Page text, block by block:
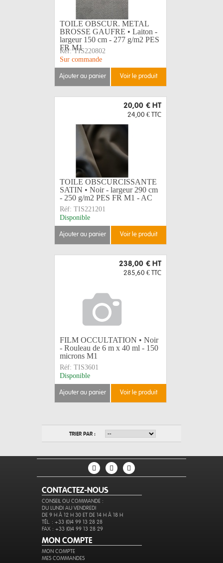
TOILE OBSCUR. METAL
BROSSE GAUFRE • Laiton -
largeur 150 cm - 277 g/m2 PES
FR M1
Réf: TIS220802
Sur commande
ajouter au panier voir le produit
20,00 € HT
24,00 € TTC
TOILE OBSCURCISSANTE
SATIN • Noir - largeur 290 cm
- 250 g/m2 PES FR M1 - AC
Réf: TIS221201
Disponible
ajouter au panier voir le produit
238,00 € HT
285,60 € TTC
FILM OCCULTATION • Noir
- Rouleau de 6 m x 40 ml - 150
microns M1
Réf: TIS3601
Disponible
ajouter au panier voir le produit
TRIER PAR :
CONTACTEZ-NOUS
CONSEIL OU COMMANDE :
DU LUNDI AU VENDREDI
DE 9 H À 12 H 30 ET DE 14 H À 18 H
TÉL. : +33 (0)4 99 13 28 28
FAX : +33 (0)4 99 13 28 29
MON COMPTE
MON COMPTE
MES COMMANDES